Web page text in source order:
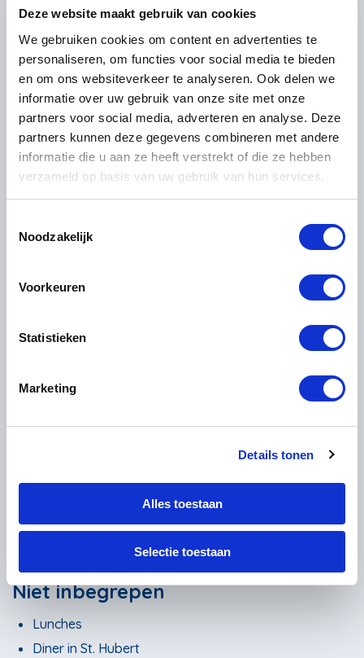
Deze website maakt gebruik van cookies
We gebruiken cookies om content en advertenties te
personaliseren, om functies voor social media te bieden
en om ons websiteverkeer te analyseren. Ook delen we
informatie over uw gebruik van onze site met onze
partners voor social media, adverteren en analyse. Deze
partners kunnen deze gegevens combineren met andere
informatie die u aan ze heeft verstrekt of die ze hebben
verzameld op basis van uw gebruik van hun services.
Noodzakelijk
Voorkeuren
Statistieken
Marketing
Details tonen
Alles toestaan
Selectie toestaan
ma
di wo do vr
27 28 29 30 31 1 2
3 4 5 6 499 499
10
499
11
499
12
499
13
499
14
499
15
499
16
499
17
499
18
499
19
499
20
499
21
499
22
499
23
499
24 25 26 27 28 29 30
31 1 6
Prijs is per persoon*
3x Overnachting
Hulplijn
Bagagevervoer indien geboekt
Niet inbegrepen
Lunches
Diner in St. Hubert